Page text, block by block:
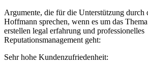
Argumente, die für die Unterstützung durch
Hoffmann sprechen, wenn es um das
erstellen legal erfahrung und professionelles
Reputationsmanagement geht:
Sehr hohe Kundenzufriedenheit: